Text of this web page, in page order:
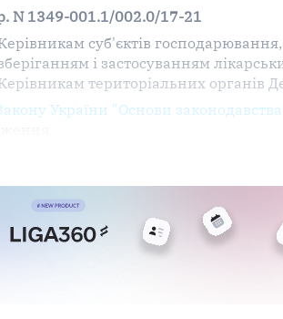
N 1349-001.1/002.0/17-21
суб'єктів
і застосуванням
територіальних органів
України "Основи